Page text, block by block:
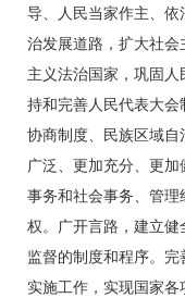
导、人民当家作主、
治发展道路，扩大社
主义法治国家，巩固
持和完善人民代表大
协商制度、民族区域
广泛、更加充分、更
事务和社会事务、管理
权。广开言路，建立
监督的制度和程序。
实施工作，实现国家各